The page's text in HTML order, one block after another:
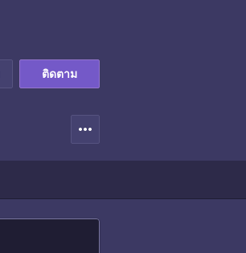
ติดตาม
more_horiz